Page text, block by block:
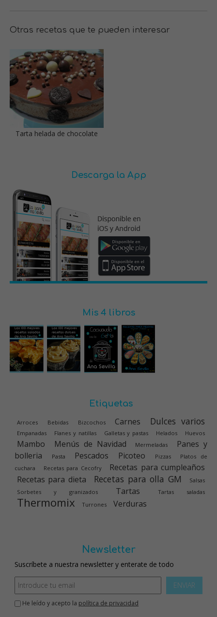
Otras recetas que te pueden interesar
Tarta helada de chocolate
Descarga la App
Mis 4 libros
Etiquetas
Arroces Bebidas Bizcochos Carnes Dulces varios
Empanadas Flanes y natillas Galletas y pastas Helados Huevos
Mambo Menús de Navidad Mermeladas
Panes y
bolleria
Pasta Pescados Picoteo Pizzas
Platos de
cuchara
Recetas para Cecofry
Recetas para cumpleaños
Recetas para dieta
Recetas para olla GM
Salsas
Sorbetes y granizados
Tartas Tartas saladas
Thermomix Turrones Verduras
Newsletter
Suscríbete a nuestra newsletter y enterate de todo
ENVIAR
He leído y acepto la política de privacidad